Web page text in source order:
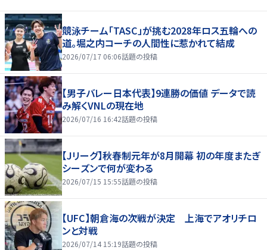
競泳チーム「TASC」が挑む2028年ロス五輪への
道。堀之内コーチの人間性に惹かれて結成
2026/07/17 06:06話題の投稿
【男子バレー日本代表】9連勝の価値 データで読
み解くVNLの現在地
2026/07/16 16:42話題の投稿
【Jリーグ】秋春制元年が8月開幕 初の年度またぎ
シーズンで何が変わる
2026/07/15 15:55話題の投稿
【UFC】朝倉海の次戦が決定 上海でアオリチロ
ンと対戦
2026/07/14 15:19話題の投稿